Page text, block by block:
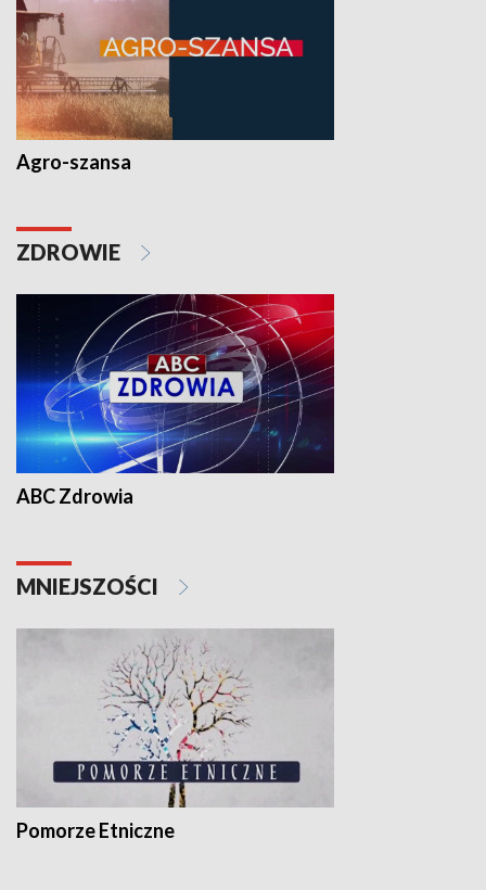
Agro-szansa
ZDROWIE
ABC Zdrowia
MNIEJSZOŚCI
Pomorze Etniczne